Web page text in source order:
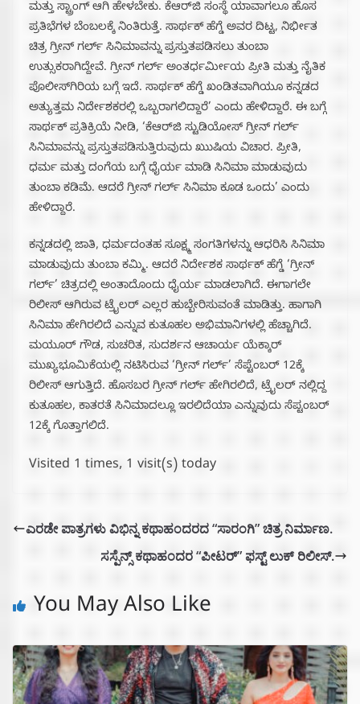
ಮತ್ತು ಸ್ಟ್ರಾಂಗ್ ಆಗಿ ಹೇಳಬೇಕು. ಕೆಆರ್‌ಜಿ ಸಂಸ್ಥೆ ಯಾವಾಗಲೂ ಹೊಸ
ಪ್ರತಿಭೆಗಳ ಬೆಂಬಲಕ್ಕೆ ನಿಂತಿರುತ್ತೆ. ಸಾರ್ಥಕ್ ಹೆಗ್ಡೆ ಅವರ ದಿಟ್ಟ, ನಿರ್ಭೀತ
ಚಿತ್ರ ಗ್ರೀನ್ ಗರ್ಲ್ ಸಿನಿಮಾವನ್ನು ಪ್ರಸ್ತುತಪಡಿಸಲು ತುಂಬಾ
ಉತ್ಸುಕರಾಗಿದ್ದೇವೆ. ಗ್ರೀನ್ ಗರ್ಲ್ ಅಂತರ್ಧರ್ಮೀಯ ಪ್ರೀತಿ ಮತ್ತು ನೈತಿಕ
ಪೊಲೀಸ್‌ಗಿರಿಯ ಬಗ್ಗೆ ಇದೆ. ಸಾರ್ಥಕ್ ಹೆಗ್ಡೆ ಖಂಡಿತವಾಗಿಯೂ ಕನ್ನಡದ
ಅತ್ಯುತ್ತಮ ನಿರ್ದೇಶಕರಲ್ಲಿ ಒಬ್ಬರಾಗಲಿದ್ದಾರೆ’ ಎಂದು ಹೇಳಿದ್ದಾರೆ. ಈ ಬಗ್ಗೆ
ಸಾರ್ಥಕ್ ಪ್ರತಿಕ್ರಿಯೆ ನೀಡಿ, ‘ಕೆಆರ್‌ಜಿ ಸ್ಟುಡಿಯೋಸ್ ಗ್ರೀನ್ ಗರ್ಲ್
ಸಿನಿಮಾವನ್ನು ಪ್ರಸ್ತುತಪಡಿಸುತ್ತಿರುವುದು ಖುುಷಿಯ ವಿಚಾರ. ಪ್ರೀತಿ,
ಧರ್ಮ ಮತ್ತು ದಂಗೆಯ ಬಗ್ಗೆ ಧೈರ್ಯ ಮಾಡಿ ಸಿನಿಮಾ ಮಾಡುವುದು
ತುಂಬಾ ಕಡಿಮೆ. ಆದರೆ ಗ್ರೀನ್ ಗರ್ಲ್ ಸಿನಿಮಾ ಕೂಡ ಒಂದು’ ಎಂದು
ಹೇಳಿದ್ದಾರೆ.
ಕನ್ನಡದಲ್ಲಿ ಜಾತಿ, ಧರ್ಮದಂತಹ ಸೂಕ್ಷ್ಮ ಸಂಗತಿಗಳನ್ನು ಆಧರಿಸಿ ಸಿನಿಮಾ
ಮಾಡುವುದು ತುಂಬಾ ಕಮ್ಮಿ. ಆದರೆ ನಿರ್ದೇಶಕ ಸಾರ್ಥಕ್ ಹೆಗ್ಡೆ ‘ಗ್ರೀನ್‌
ಗರ್ಲ್’ ಚಿತ್ರದಲ್ಲಿ ಅಂತಾದೊಂದು ಧೈರ್ಯ ಮಾಡಲಾಗಿದೆ. ಈಗಾಗಲೇ
ರಿಲೀಸ್ ಆಗಿರುವ ಟ್ರೈಲರ್ ಎಲ್ಲರ ಹುಬ್ಬೇರಿಸುವಂತೆ ಮಾಡಿತ್ತು. ಹಾಗಾಗಿ
ಸಿನಿಮಾ ಹೇಗಿರಲಿದೆ ಎನ್ನುವ ಕುತೂಹಲ ಅಭಿಮಾನಿಗಳಲ್ಲಿ ಹೆಚ್ಚಾಗಿದೆ.
ಮಯೂರ್ ಗೌಡ, ಸುಚರಿತ, ಸುದರ್ಶನ ಆಚಾರ್ಯ ಯೆಕ್ಕಾರ್
ಮುಖ್ಯಭೂಮಿಕೆಯಲ್ಲಿ ನಟಿಸಿರುವ ‘ಗ್ರೀನ್ ಗರ್ಲ್’ ಸೆಪ್ಟೆಂಬರ್ 12ಕ್ಕೆ
ರಿಲೀಸ್ ಆಗುತ್ತಿದೆ. ಹೊಸಬರ ಗ್ರೀನ್ ಗರ್ಲ್ ಹೇಗಿರಲಿದೆ, ಟ್ರೈಲರ್ ನಲ್ಲಿದ್ದ
ಕುತೂಹಲ, ಕಾತರತೆ ಸಿನಿಮಾದಲ್ಲೂ ಇರಲಿದೆಯಾ ಎನ್ನುವುದು ಸೆಪ್ಟಂಬರ್
12ಕ್ಕೆ ಗೊತ್ತಾಗಲಿದೆ.
Visited 1 times, 1 visit(s) today
ಎರಡೇ ಪಾತ್ರಗಳು ವಿಭಿನ್ನ ಕಥಾಹಂದರದ “ಸಾರಂಗಿ” ಚಿತ್ರ ನಿರ್ಮಾಣ.
ಸಸ್ಪೆನ್ಸ್ ಕಥಾಹಂದರ “ಪೀಟರ್” ಫಸ್ಟ್ ಲುಕ್ ರಿಲೀಸ್.
You May Also Like